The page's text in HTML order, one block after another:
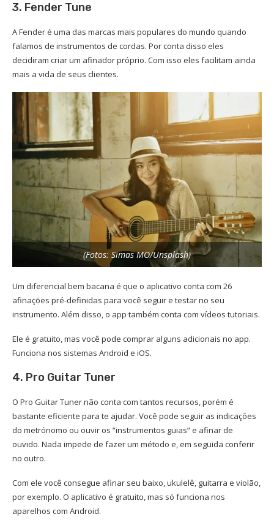
3. Fender Tune
A Fender é uma das marcas mais populares do mundo quando
falamos de instrumentos de cordas. Por conta disso eles
decidiram criar um afinador próprio. Com isso eles facilitam ainda
mais a vida de seus clientes.
(Fotos: Simas MO/Unsplash)
Um diferencial bem bacana é que o aplicativo conta com 26
afinações pré-definidas para você seguir e testar no seu
instrumento. Além disso, o app também conta com vídeos tutoriais.
Ele é gratuito, mas você pode comprar alguns adicionais no app.
Funciona nos sistemas Android e iOS.
4. Pro Guitar Tuner
O Pro Guitar Tuner não conta com tantos recursos, porém é
bastante eficiente para te ajudar. Você pode seguir as indicações
do metrónomo ou ouvir os “instrumentos guias” e afinar de
ouvido. Nada impede de fazer um método e, em seguida conferir
no outro.
Com ele você consegue afinar seu baixo, ukulelê, guitarra e violão,
por exemplo. O aplicativo é gratuito, mas só funciona nos
aparelhos com Android.